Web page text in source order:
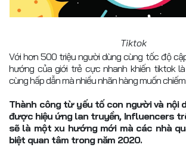
Tiktok
Với hơn 500 triệu người dùng cùng tốc độ
hướng của giới trẻ cực nhanh khiến tiktok
cùng hấp dẫn mà nhiều nhãn hàng muốn
Thành công từ yếu tố con người và nội
được hiệu ứng lan truyền, Influencers
sẽ là một xu hướng mới mà các nhà
biệt quan tâm trong năm 2020.